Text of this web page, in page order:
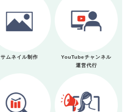
サムネイル制作
YouTubeチャンネル
運営代行